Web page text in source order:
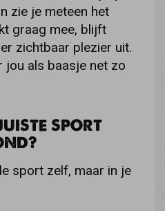
zie je meteen het
graag mee, blijft
zichtbaar plezier uit.
jou als baasje net zo
SPORT
sport zelf, maar in je